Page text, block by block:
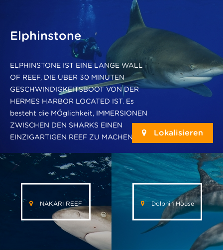
Elphinstone
ELPHINSTONE IST EINE LANGE WALL
OF REEF, DIE ÜBER 30 MINUTEN
GESCHWINDIGKEITSBOOT VON DER
HERMES HARBOR LOCATED IST. Es
besteht die MÖglichkeit, IMMERSIONEN
ZWISCHEN DEN SHARKS EINEN
EINZIGARTIGEN REEF ZU MACHEN.
Lokalisieren
NAKARI REEF Dolphin House